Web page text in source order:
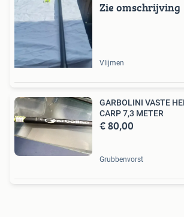
Zie omschrijving
Vlijmen
GARBOLINI VASTE HENGEL SPEED
CARP 7,3 METER
€ 80,00
Grubbenvorst